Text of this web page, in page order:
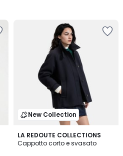
New Collection
LA REDOUTE COLLECTIONS
Cappotto corto e svasato
2
Colori